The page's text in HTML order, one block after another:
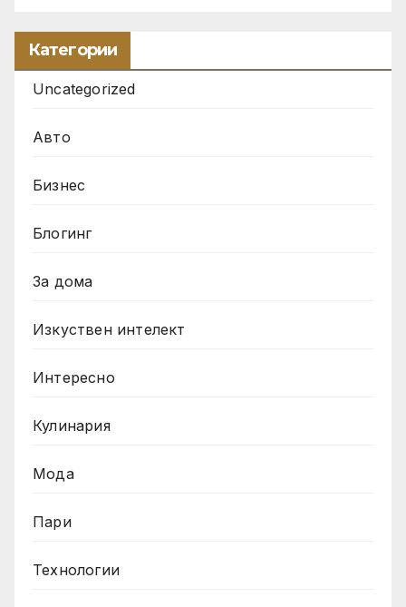
Категории
Uncategorized
Авто
Бизнес
Блогинг
За дома
Изкуствен интелект
Интересно
Кулинария
Мода
Пари
Технологии